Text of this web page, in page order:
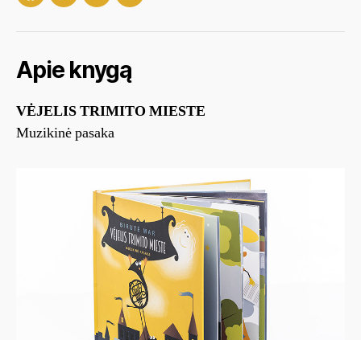
Apie knygą
VĖJELIS TRIMITO MIESTE
Muzikinė pasaka